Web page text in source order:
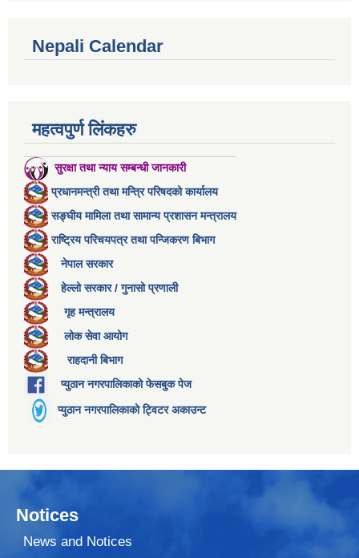
Nepali Calendar
महत्वपुर्ण लिंकहरु
सुरक्षा तथा न्याय सम्बन्धी जानकारी
प्रधानमन्त्री तथा मन्त्रि परिषदको कार्यालय
सङ्घीय मामिला तथा सामान्य प्रशासन मन्त्रालय
राष्ट्रिय परिचयपत्र तथा पन्जिकरण बिभाग
नेपाल सरकार
हेल्लो सरकार / गुनासो प्रणाली
गृह मन्त्रालय
लोक सेवा आयोग
राहदानी बिभाग
प्युठान नगरपालिकाको फेसबुक पेज
प्युठान नगरपालिकाको ट्विटर अकाउन्ट
Notices
News and Notices